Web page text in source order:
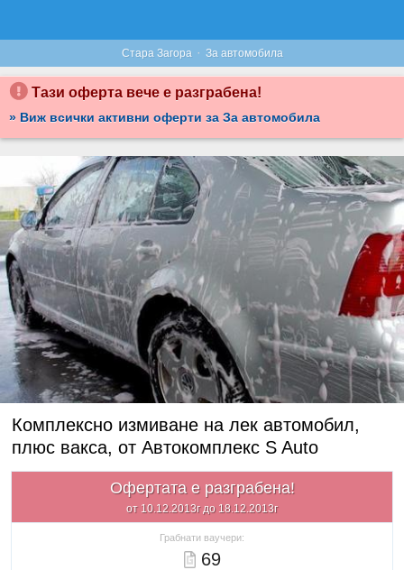
Стара Загора · За автомобила
Тази оферта вече е разграбена!
» Виж всички активни оферти за За автомобила
Комплексно измиване на лек автомобил,
плюс вакса, от Автокомплекс S Auto
Офертата е разграбена!
от 10.12.2013г до 18.12.2013г
Грабнати ваучери:
69